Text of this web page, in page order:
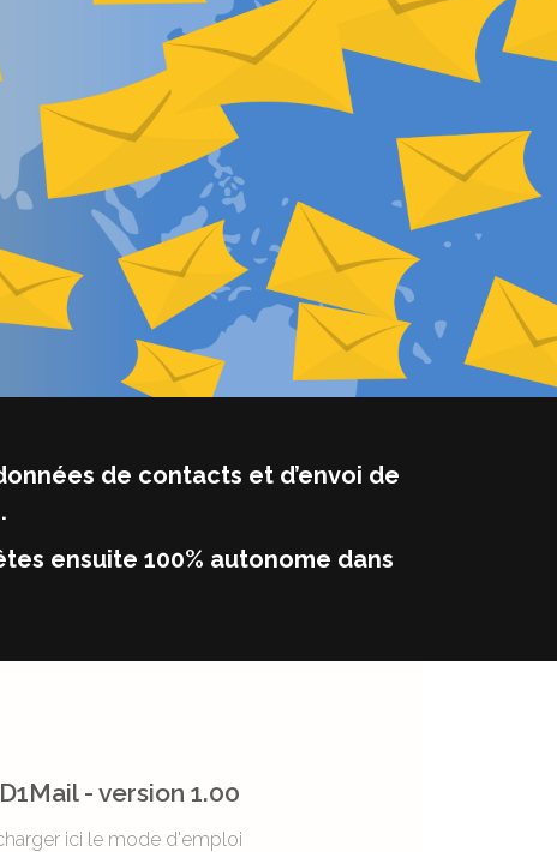
de contacts et d’envoi de
ensuite 100% autonome dans
- version 1.00
ici le mode d'emploi